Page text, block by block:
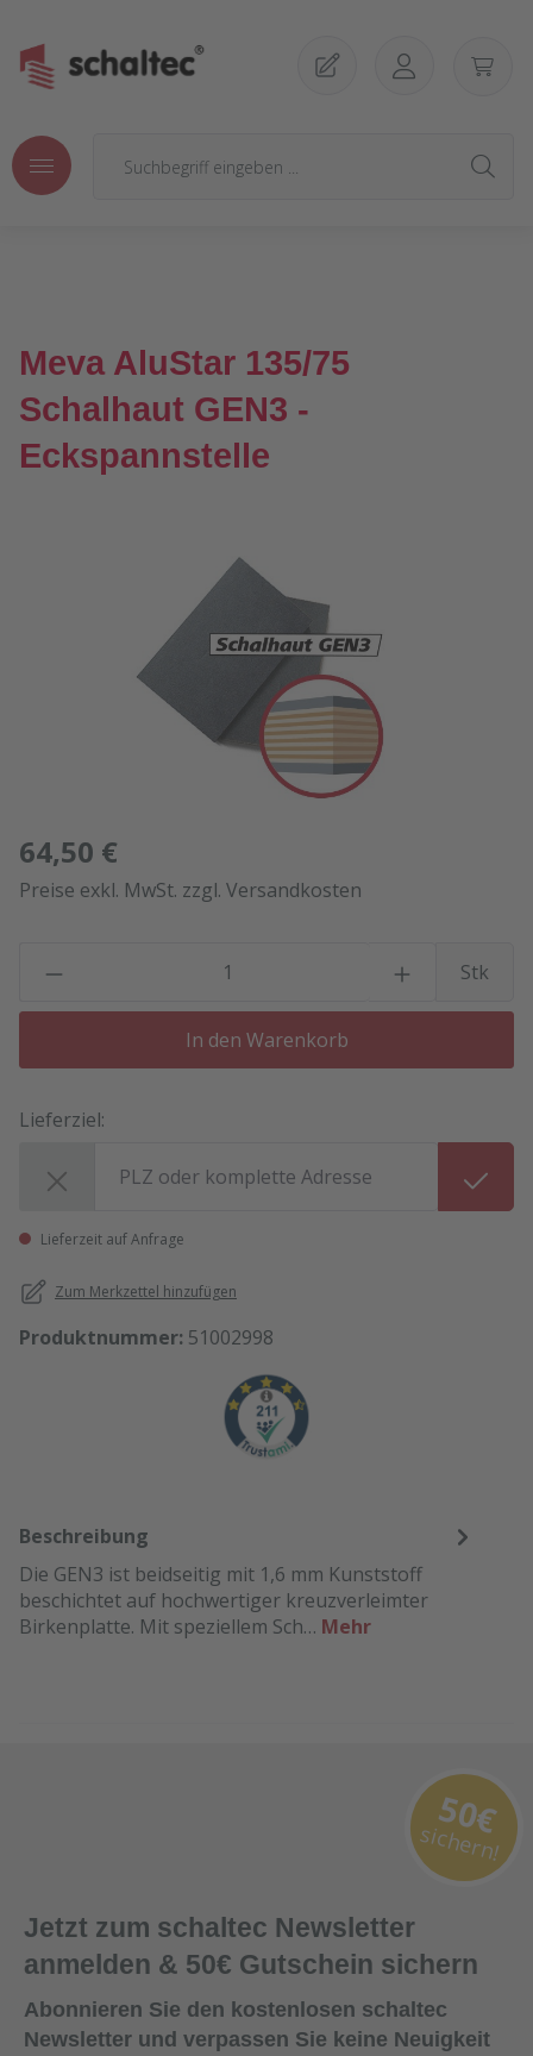
Meva AluStar 135/75
Schalhaut GEN3 -
Eckspannstelle
Bildergalerie überspringen
64,50 €
Preise exkl. MwSt. zzgl. Versandkosten
Stk
In den Warenkorb
Lieferziel:
Lieferzeit auf Anfrage
Zum Merkzettel hinzufügen
Produktnummer: 51002998
Beschreibung
Die GEN3 ist beidseitig mit 1,6 mm Kunststoff
beschichtet auf hochwertiger kreuzverleimter
Birkenplatte. Mit speziellem Sch… Mehr
Jetzt zum schaltec Newsletter
anmelden & 50€ Gutschein sichern
Abonnieren Sie den kostenlosen schaltec
Newsletter und verpassen Sie keine Neuigkeit
50€
sichern!